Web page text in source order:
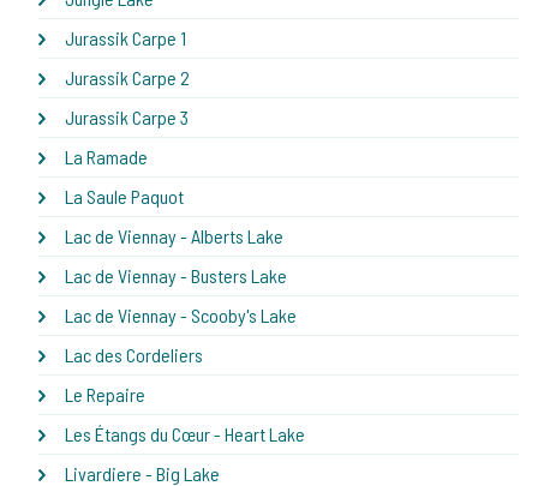
Jurassik Carpe 1
Jurassik Carpe 2
Jurassik Carpe 3
La Ramade
La Saule Paquot
Lac de Viennay - Alberts Lake
Lac de Viennay - Busters Lake
Lac de Viennay - Scooby's Lake
Lac des Cordeliers
Le Repaire
Les Étangs du Cœur - Heart Lake
Livardiere - Big Lake